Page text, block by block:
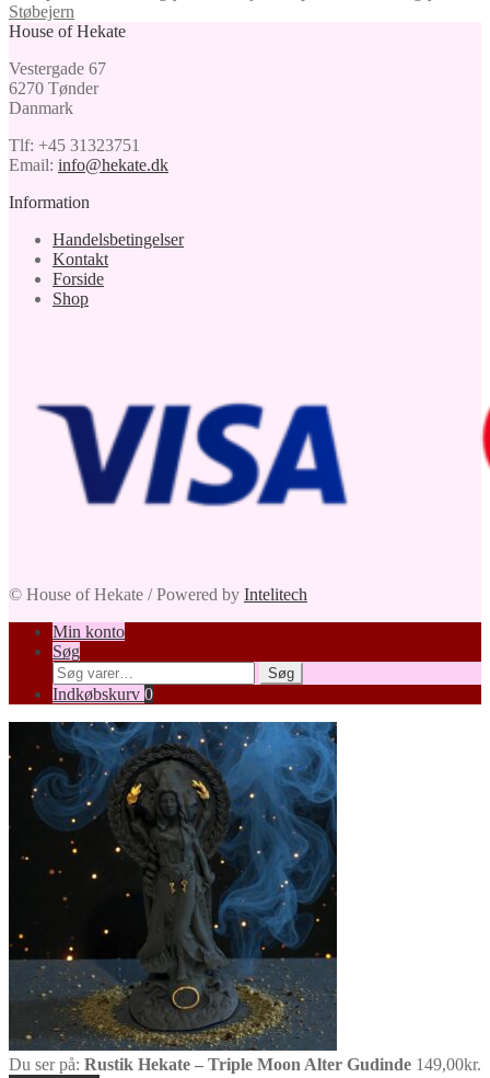
Støbejern
House of Hekate
Vestergade 67
6270 Tønder
Danmark
Tlf: +45 31323751
Email: info@hekate.dk
Information
Handelsbetingelser
Kontakt
Forside
Shop
© House of Hekate / Powered by Intelitech
Min konto
Søg
Søg
efter:
Søg
Indkøbskurv 0
Du ser på: Rustik Hekate – Triple Moon Alter Gudinde 149,00kr.